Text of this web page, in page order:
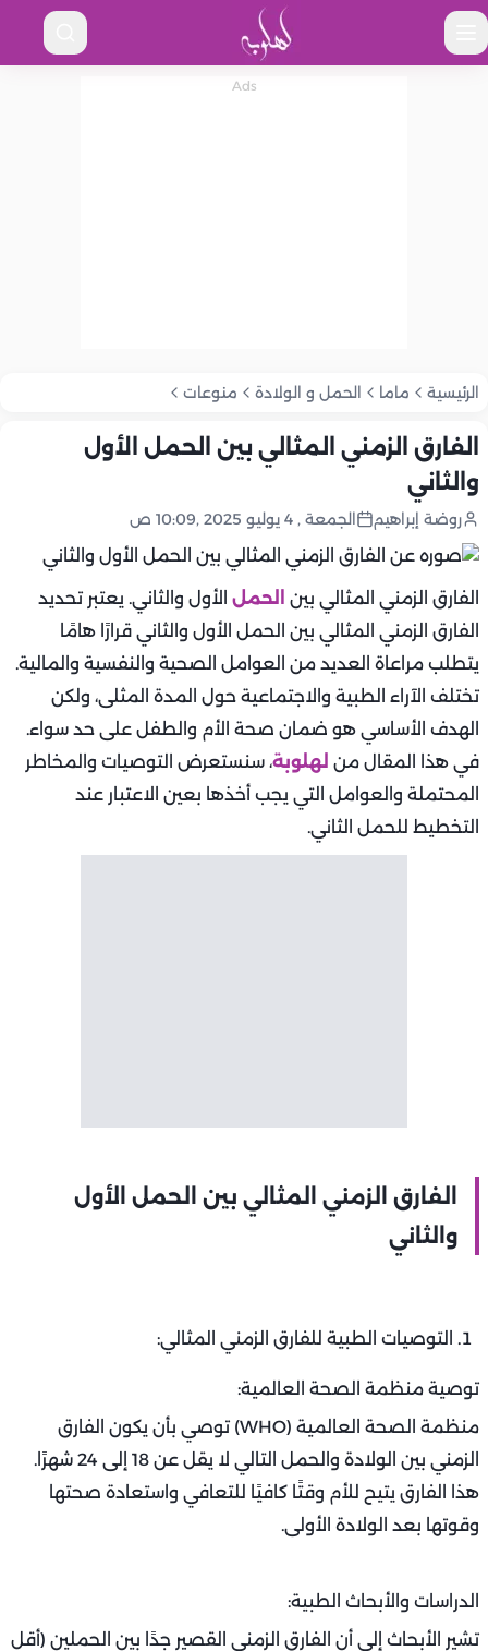
الرئيسية ماما الحمل و الولادة منوعات
الفارق الزمني المثالي بين الحمل الأول
والثاني
روضة إبراهيم الجمعة , 4 يوليو 2025 ,10:09 ص
الفارق الزمني المثالي بين الحمل الأول والثاني. يعتبر تحديد
الفارق الزمني المثالي بين الحمل الأول والثاني قرارًا هامًا
يتطلب مراعاة العديد من العوامل الصحية والنفسية والمالية.
تختلف الآراء الطبية والاجتماعية حول المدة المثلى، ولكن
الهدف الأساسي هو ضمان صحة الأم والطفل على حد سواء.
في هذا المقال من لهلوبة، سنستعرض التوصيات والمخاطر
المحتملة والعوامل التي يجب أخذها بعين الاعتبار عند
التخطيط للحمل الثاني.
الفارق الزمني المثالي بين الحمل الأول
والثاني
التوصيات الطبية للفارق الزمني المثالي:
توصية منظمة الصحة العالمية:
منظمة الصحة العالمية (WHO) توصي بأن يكون الفارق
الزمني بين الولادة والحمل التالي لا يقل عن 18 إلى 24 شهرًا.
هذا الفارق يتيح للأم وقتًا كافيًا للتعافي واستعادة صحتها
وقوتها بعد الولادة الأولى.
الدراسات والأبحاث الطبية:
تشير الأبحاث إلى أن الفارق الزمني القصير جدًا بين الحملين (أقل